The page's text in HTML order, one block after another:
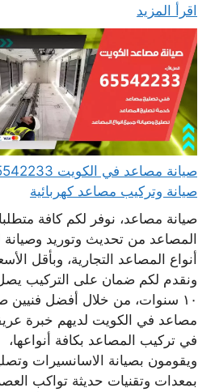
اقرأ المزيد
صيانة مصاعد في الكويت
صيانة وتركيب مصاعد كهربائية
صيانة مصاعد، نوفر لكم كافة
المصاعد من تحديث وتوريد وصيانة
أنواع المصاعد التجارية، وبأقل
ونقدم لكم ضمان على التركيب
١٠ سنوات، من خلال أفضل فنيين
مصاعد في الكويت لديهم خبرة
في تركيب المصاعد بكافة أنواعها،
ويقومون بصيانة الاسانسيرات
بمعدات وتقنيات حديثة تواكب